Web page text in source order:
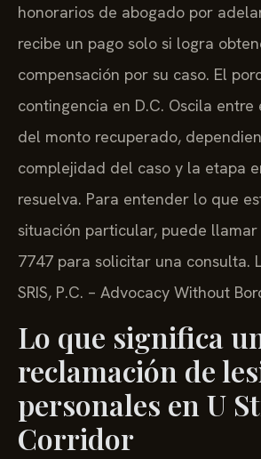
honorarios de abogado por
recibe un pago solo si logra
compensación por su caso. El
contingencia en D.C. Oscila entre
del monto recuperado,
complejidad del caso y la etapa
resuelva. Para entender lo que
situación particular, puede llamar
7747 para solicitar una consulta.
SRIS, P.C. – Advocacy Without
Lo que significa
reclamación de
personales en U
Corridor